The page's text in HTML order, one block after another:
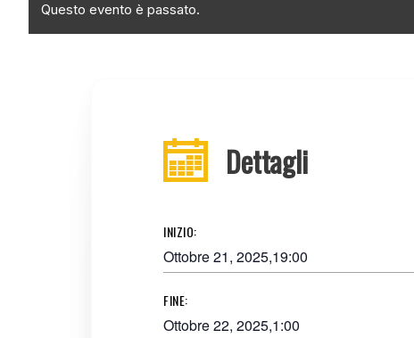
Questo evento è passato.
Dettagli
INIZIO:
Ottobre 21, 2025,19:00
FINE:
Ottobre 22, 2025,1:00